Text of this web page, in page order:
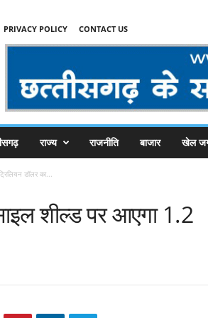
PRIVACY POLICY CONTACT US
राज्य राजनीति बाजार खेल
डॉलर का...
शील्ड पर आएगा 1.2